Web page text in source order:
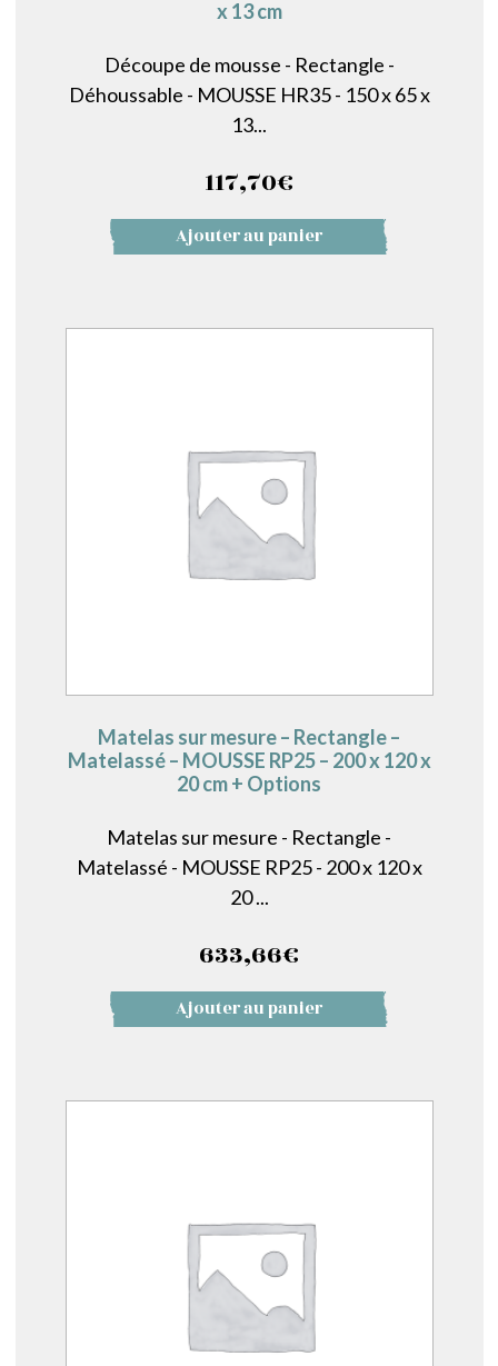
x 13 cm
Découpe de mousse - Rectangle -
Déhoussable - MOUSSE HR35 - 150 x 65 x
13...
117,70€
Ajouter au panier
Matelas sur mesure – Rectangle –
Matelassé – MOUSSE RP25 – 200 x 120 x
20 cm + Options
Matelas sur mesure - Rectangle -
Matelassé - MOUSSE RP25 - 200 x 120 x
20 ...
633,66€
Ajouter au panier